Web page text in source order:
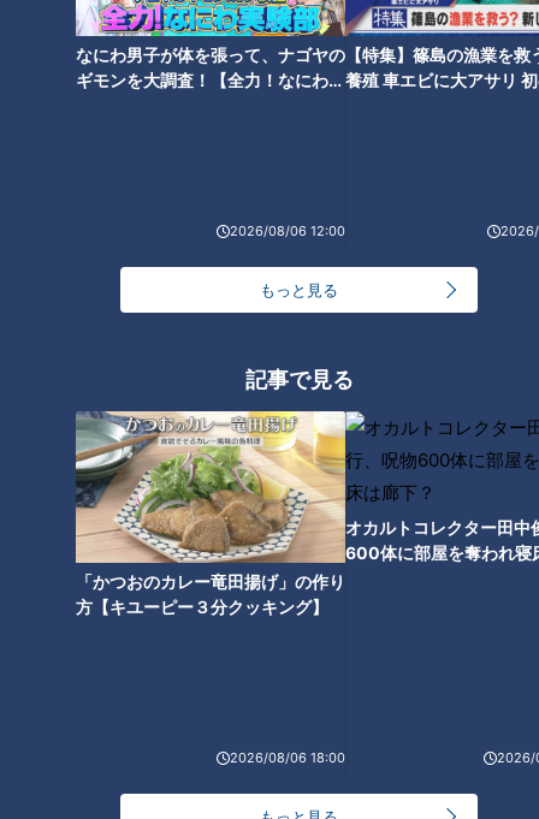
なにわ男子が体を張って、ナゴヤの
ギモンを大調査！【全力！なにわ実
2026/08/06 12:00
【特集】篠島の漁業を救
養殖 車エビに大アサリ
もっと見る
記事で見る
「かつおのカレー竜田揚げ」の作り
方【キユーピー３分クッキング】
2026/08/06 18:00
オカルトコレクター田中
600体に部屋を奪われ寝
2026/
代に好まれる味で、加藤アナも懐かしさを感じつつ味わいまし
た。具は、豚肉と玉ねぎのみの甘みを溶け込ませたシンプルさ
が特徴。自家製ルーは、小麦粉と“ある油”を混ぜてベースを作
CBCテレビ『チャント！』いただきます！ほぼ地元だけ 愛されフード
次に、自家製ソースをかけていただきます。ひと回しかけただ